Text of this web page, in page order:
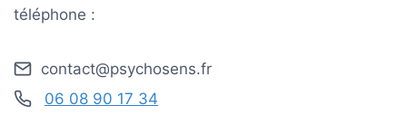
téléphone :
contact@psychosens.fr
06 08 90 17 34